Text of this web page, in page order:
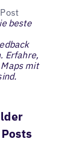
beste
Erfahre,
mit